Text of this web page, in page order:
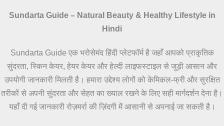
Sundarta Guide – Natural Beauty & Healthy Lifestyle in
Hindi
Sundarta Guide एक भरोसेमंद हिंदी प्लेटफॉर्म है जहाँ आपको प्राकृतिक
सुंदरता, स्किन केयर, हेयर केयर और हेल्दी लाइफस्टाइल से जुड़ी आसान और
उपयोगी जानकारी मिलती है। हमारा उद्देश्य लोगों को केमिकल-फ्री और सुरक्षित
तरीकों से अपनी सुंदरता और सेहत का ख्याल रखने के लिए सही मार्गदर्शन देना है।
यहाँ दी गई जानकारी रोज़मर्रा की ज़िंदगी में आसानी से अपनाई जा सकती है।